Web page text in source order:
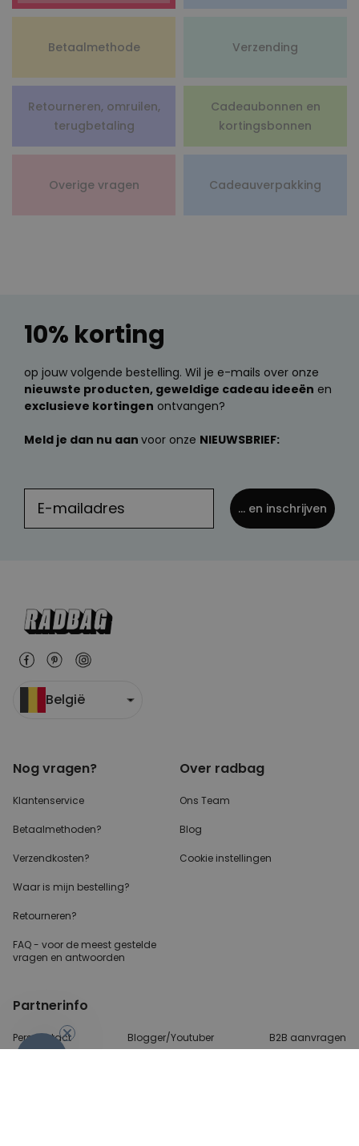
Betaalmethode Verzending
Retourneren, omruilen,
terugbetaling
Cadeaubonnen en
kortingsbonnen
Overige vragen Cadeauverpakking
10% korting
op jouw volgende bestelling. Wil je e-mails over onze
nieuwste producten, geweldige cadeau ideeën en
exclusieve kortingen ontvangen?
Meld je dan nu aan voor onze NIEUWSBRIEF:
... en inschrijven
België
Nog vragen?
Klantenservice
Betaalmethoden?
Verzendkosten?
Waar is mijn bestelling?
Retourneren?
FAQ - voor de meest gestelde
vragen en antwoorden
Over radbag
Ons Team
Blog
Cookie instellingen
Partnerinfo
Perscontact Blogger/Youtuber B2B aanvragen